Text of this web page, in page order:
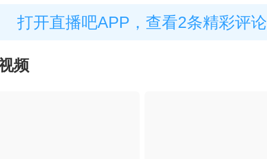
打开直播吧APP，查看2条精彩评论
频